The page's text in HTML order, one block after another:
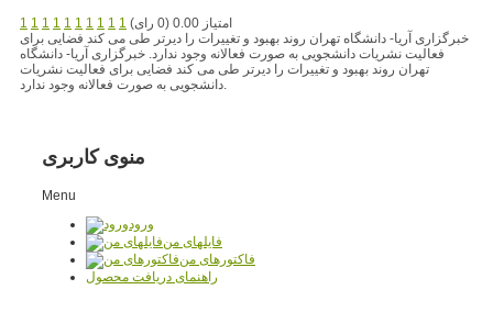
1 1 1 1 1 1 1 1 1 1
امتیاز 0.00 (0 رای)
خبرگزاری آریا- دانشگاه تهران روند بهبود و تغییرات را دیرتر طی می کند فضایی برای
فعالیت نشریات دانشجویی به صورت فعالانه وجود ندارد. خبرگزاری آریا- دانشگاه
تهران روند بهبود و تغییرات را دیرتر طی می کند فضایی برای فعالیت نشریات
دانشجویی به صورت فعالانه وجود ندارد.
منوی کاربری
Menu
ورود
فایلهای من
فاکتورهای من
راهنمای دریافت محصول